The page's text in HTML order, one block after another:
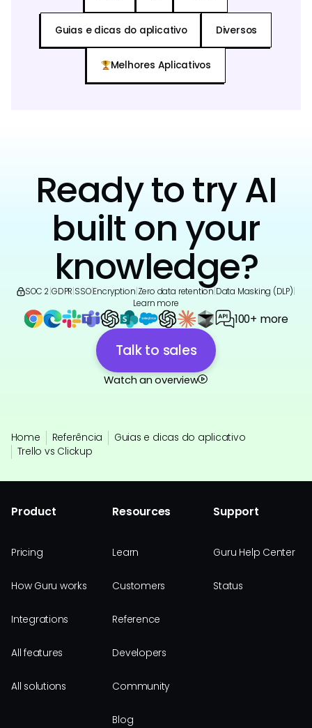
Guias e dicas do aplicativo Diversos
Melhores Aplicativos
Ready to try AI
built on your
knowledge?
SOC 2 GDPR SSO|Encryption Zero data retention Data Masking (DLP)
Learn more
100+ more
Talk to sales
Watch an overview
Home Referência
Guias e dicas do aplicativo
Trello vs Clickup
Product
Pricing
How Guru works
Integrations
All features
All solutions
Resources
Learn
Customers
Reference
Developers
Community
Blog
Support
Guru Help Center
Status